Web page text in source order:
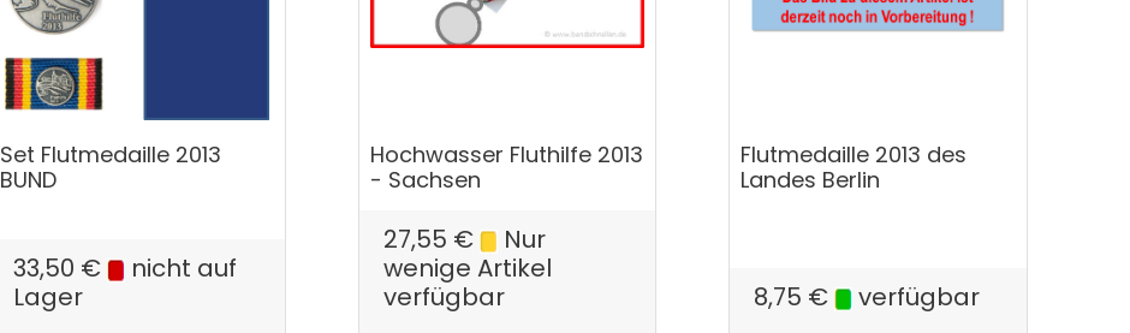
Set Flutmedaille 2013
BUND
33,50 €
nicht auf
Lager
Hochwasser Fluthilfe 2013
- Sachsen
27,55 €
Nur
wenige Artikel
verfügbar
Flutmedaille 2013 des
Landes Berlin
8,75 € verfügbar